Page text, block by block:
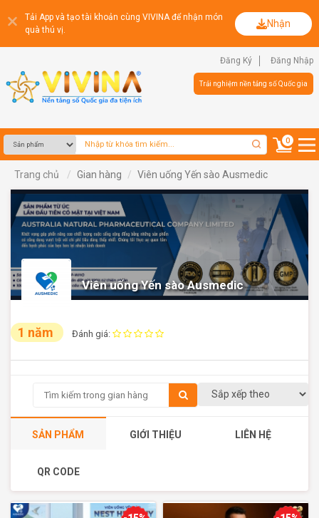
Tải App và tạo tài khoản cùng VIVINA để nhận món
quà thú vị.
Nhận
Đăng Ký Đăng Nhập
Trải nghiệm nền tảng số Quốc gia
0
Trang chủ Gian hàng Viên uống Yến sào Ausmedic
Viên uống Yến sào Ausmedic
1 năm Đánh giá:
SẢN PHẨM GIỚI THIỆU LIÊN HỆ
QR CODE